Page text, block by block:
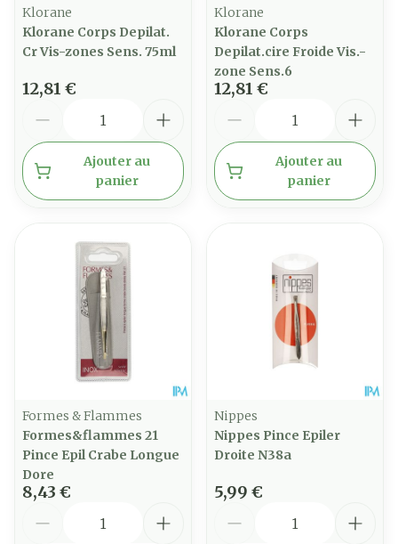
Klorane
Klorane Corps Depilat.
Cr Vis-zones Sens. 75ml
12,81 €
Ajouter au
panier
Klorane
Klorane Corps
Depilat.cire Froide Vis.-
zone Sens.6
12,81 €
Ajouter au
panier
Formes & Flammes
Formes&flammes 21
Pince Epil Crabe Longue
Dore
8,43 €
Nippes
Nippes Pince Epiler
Droite N38a
5,99 €